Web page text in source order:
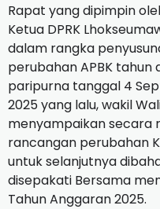
Rapat yang dipimpin
Ketua DPRK
dalam rangka
perubahan APBK
paripurna tanggal 4
2025 yang lalu, wakil
menyampaikan secara
rancangan perubahan
untuk selanjutnya
disepakati Bersama
Tahun Anggaran 2025.